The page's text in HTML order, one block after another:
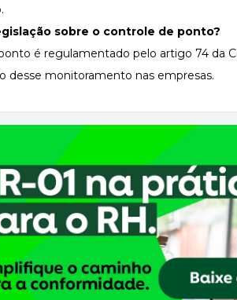
sobre o controle de ponto?
é regulamentado pelo artigo 74 da
desse monitoramento nas empresas.